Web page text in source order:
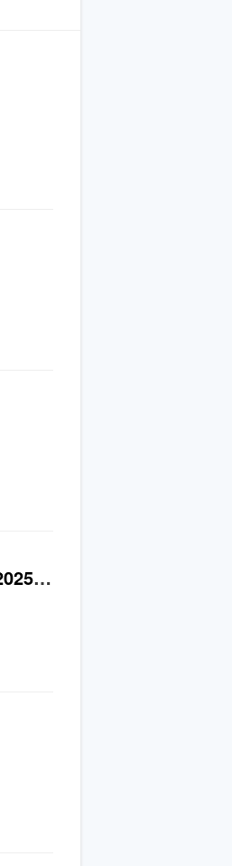
重磅发布！上海CA自主研发的“中-俄跨境电子签署服务”入编《中国-上海合作组织数字技术工具箱（2025）》